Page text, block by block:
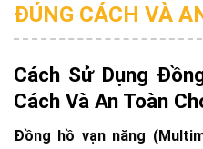
ĐÚNG CÁCH VÀ
Cách Sử Dụng
Cách Và An Toàn
Đồng hồ vạn năng